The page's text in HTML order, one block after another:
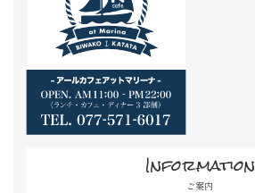
Information
ご案内